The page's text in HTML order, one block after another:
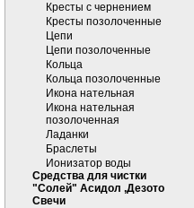
Кресты с чернением
Кресты позолоченные
Цепи
Цепи позолоченные
Кольца
Кольца позолоченные
Икона нательная
Икона нательная
позолоченная
Ладанки
Браслеты
Ионизатор воды
Средства для чистки
"Солей" Асидол ,Дезото
Cвечи